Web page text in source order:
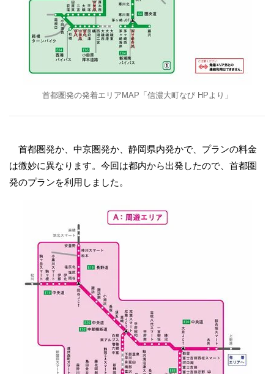
首都圏発の発着エリアMAP「信濃大町なび HPより」
首都圏発か、中京圏発か、静岡県内発かで、プランの料金
は微妙に異なります。今回は都内から出発したので、首都圏
発のプランを利用しました。